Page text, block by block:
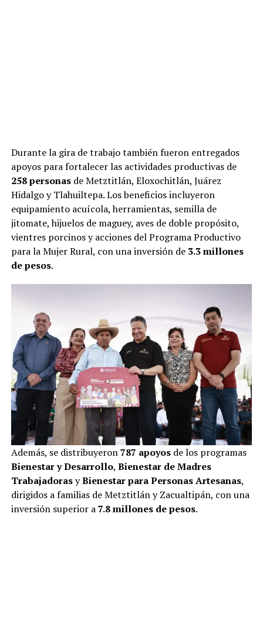
Durante la gira de trabajo también fueron entregados
apoyos para fortalecer las actividades productivas de
258 personasde Metztitlán, Eloxochitlán, Juárez
Hidalgo y Tlahuiltepa. Los beneficios incluyeron
equipamiento acuícola, herramientas, semilla de
jitomate, hijuelos de maguey, aves de doble propósito,
vientres porcinos y acciones del Programa Productivo
para la Mujer Rural, con una inversión de 3.3 millones
de pesos.
Además, se distribuyeron787 apoyosde los programas
Bienestar y Desarrollo, Bienestar de Madres
TrabajadorasyBienestar para Personas Artesanas,
dirigidos a familias de Metztitlán y Zacualtipán, con una
inversión superior a7.8 millones de pesos.